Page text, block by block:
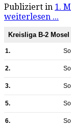
Publiziert in 1.
weiterlesen ...
Kreisliga B-2 Mosel
1.
2.
3.
5.
6.